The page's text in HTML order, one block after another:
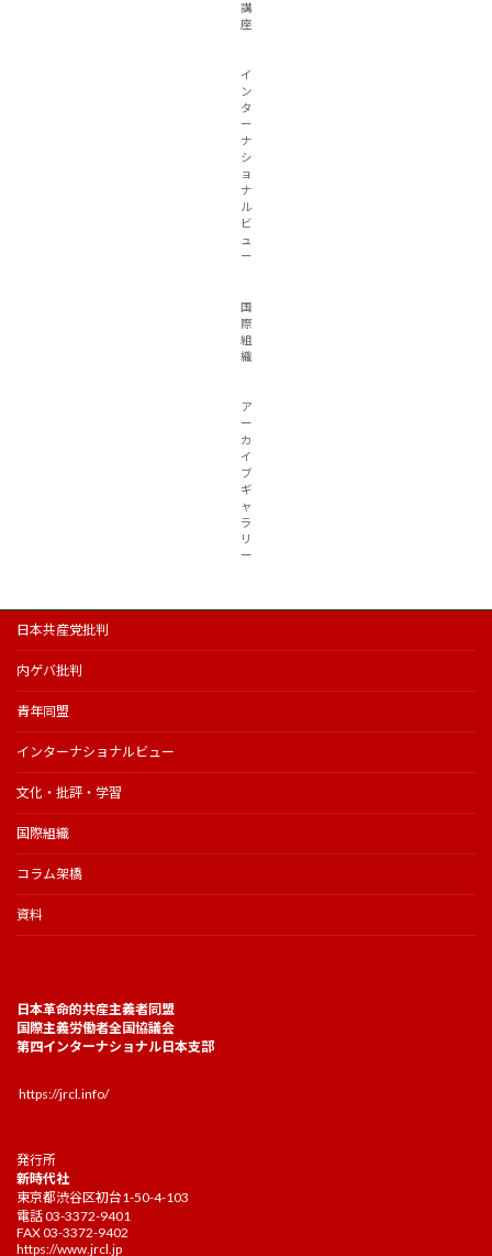
講
座
イ
ン
タ
ー
ナ
シ
ョ
ナ
ル
ビ
ュ
ー
国
際
組
織
ア
ー
カ
イ
ブ
ギ
ャ
ラ
リ
ー
日本共産党批判
内ゲバ批判
青年同盟
インターナショナルビュー
文化・批評・学習
国際組織
コラム架橋
資料
日本革命的共産主義者同盟
国際主義労働者全国協議会
第四インターナショナル日本支部
https://jrcl.info/
発行所
新時代社
東京都渋谷区初台1-50-4-103
電話 03-3372-9401
FAX 03-3372-9402
https://www.jrcl.jp